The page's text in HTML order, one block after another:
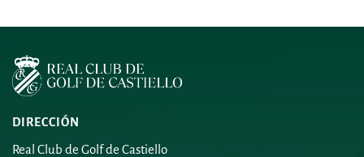
DIRECCIÓN
Real Club de Golf de Castiello